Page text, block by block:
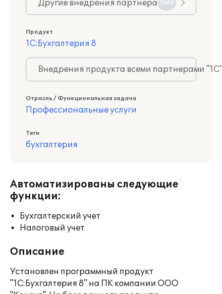
Другие внедрения партнера 7609
Продукт
1С:Бухгалтерия 8
Внедрения продукта всеми партнерами
Отрасль / Функциональная задача
Профессиональные услуги
Теги
бухгалтерия
Автоматизированы следующие
функции:
Бухгалтерский учет
Налоговый учет
Описание
Установлен программный продукт
"1С:Бухгалтерия 8" на ПК компании ООО